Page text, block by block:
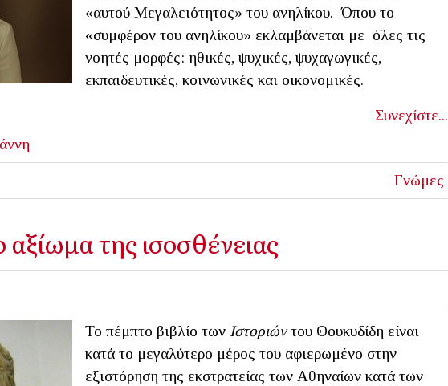
«αυτού Μεγαλειότητος» του ανηλίκου. Όπου το
«συμφέρον του ανηλίκου» εκλαμβάνεται με όλες τις
νοητές μορφές: ηθικές, ψυχικές, ψυχαγωγικές,
εκπαιδευτικές, κοινωνικές και οικονομικές.
Συνεχίστε...
Γνώμες
αξίωμα της ισοσθένειας
Το πέμπτο βιβλίο των Ιστοριώντου Θουκυδίδη είναι
κατά το μεγαλύτερο μέρος του αφιερωμένο στην
εξιστόρηση της εκστρατείας των Αθηναίων κατά των